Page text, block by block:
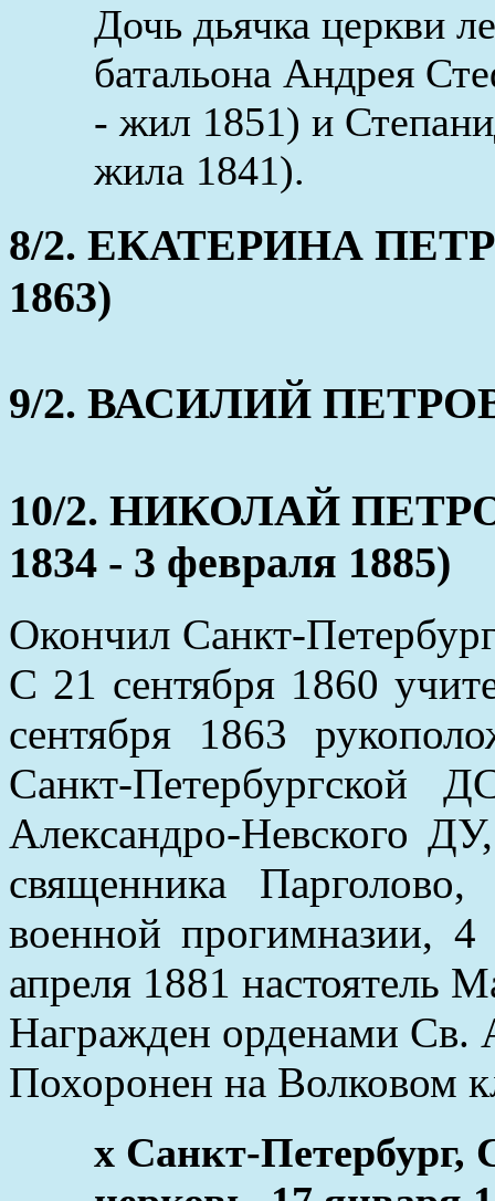
Дочь дьячка церкви
батальона Андрея
- жил 1851) и
жила 1841).
8/2. ЕКАТЕРИНА
1863)
9/2. ВАСИЛИЙ ПЕТРОВ
10/2. НИКОЛАЙ
1834 - 3 февраля 1885)
Окончил Санкт-
С 21 сентября 1860
сентября 1863
Санкт-Петербургской
Александро-Невского
священника
военной прогимназии,
апреля 1881 настоятель
Награжден орденами Св.
Похоронен на Волковом
x Санкт-Петербург,